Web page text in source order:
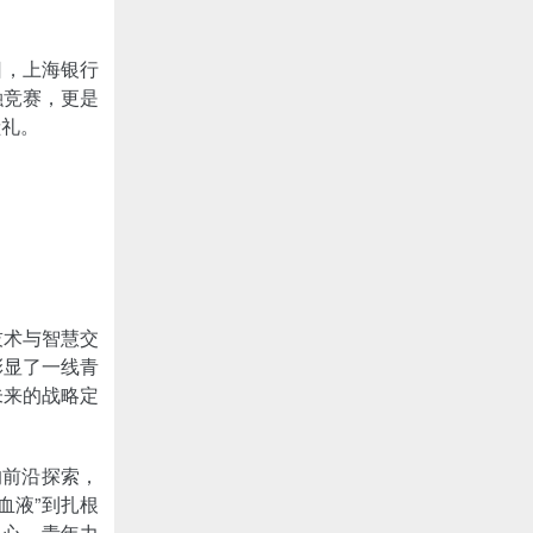
上海银行
赛，更是
。
与智慧交
了一线青
的战略定
沿探索，
液”到扎根